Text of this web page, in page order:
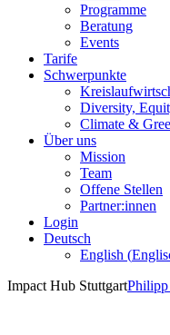
Programme
Beratung
Events
Tarife
Schwerpunkte
Diversity,
Climate &
Über uns
Mission
Team
Offene Stellen
Partner:innen
Login
Deutsch
English (
Impact Hub StuttgartPhilipp